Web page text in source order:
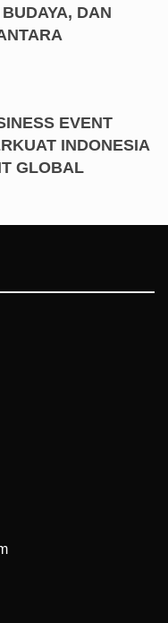
DAN
EVENT
INDONESIA
GLOBAL